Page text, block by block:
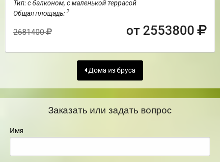
Тип: с балконом, с маленькой террасой
Общая площадь: 2
2681400 от 2553800
Дома из бруса
Заказать или задать вопрос
Имя